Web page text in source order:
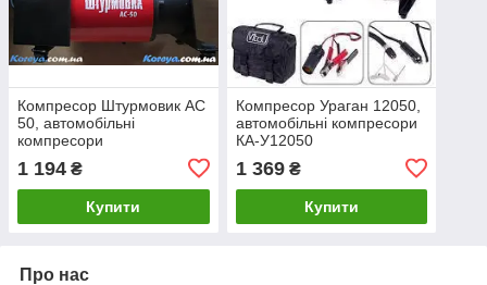
Компресор Штурмовик АС
50, автомобільні
компресори
1 194 ₴
Купити
Компресор Ураган 12050,
автомобільні компресори
КА-У12050
1 369₴
Купити
Про нас